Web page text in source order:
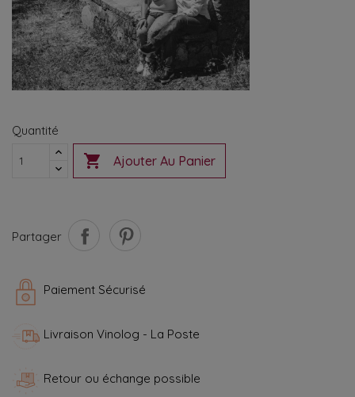
Quantité
 Ajouter Au Panier
Partager
Paiement Sécurisé
Livraison Vinolog - La Poste
Retour ou échange possible